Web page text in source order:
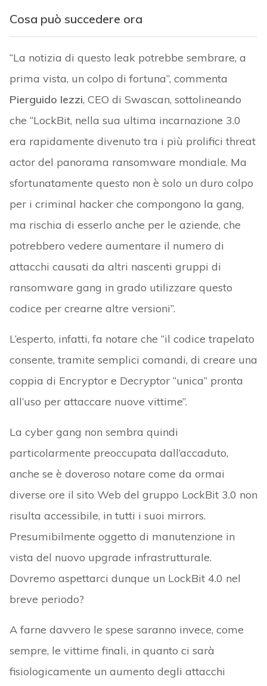
Cosa può succedere ora
“La notizia di questo leak potrebbe sembrare, a
prima vista, un colpo di fortuna”, commenta
Pierguido Iezzi, CEO di Swascan, sottolineando
che “LockBit, nella sua ultima incarnazione 3.0
era rapidamente divenuto tra i più prolifici threat
actor del panorama ransomware mondiale. Ma
sfortunatamente questo non è solo un duro colpo
per i criminal hacker che compongono la gang,
ma rischia di esserlo anche per le aziende, che
potrebbero vedere aumentare il numero di
attacchi causati da altri nascenti gruppi di
ransomware gang in grado utilizzare questo
codice per crearne altre versioni”.
L’esperto, infatti, fa notare che “il codice trapelato
consente, tramite semplici comandi, di creare una
coppia di Encryptor e Decryptor “unica” pronta
all’uso per attaccare nuove vittime”.
La cyber gang non sembra quindi
particolarmente preoccupata dall’accaduto,
anche se è doveroso notare come da ormai
diverse ore il sito Web del gruppo LockBit 3.0 non
risulta accessibile, in tutti i suoi mirrors.
Presumibilmente oggetto di manutenzione in
vista del nuovo upgrade infrastrutturale.
Dovremo aspettarci dunque un LockBit 4.0 nel
breve periodo?
A farne davvero le spese saranno invece, come
sempre, le vittime finali, in quanto ci sarà
fisiologicamente un aumento degli attacchi